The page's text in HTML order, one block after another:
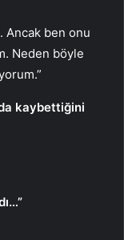
Ancak ben onu
Neden böyle
kaybettiğini